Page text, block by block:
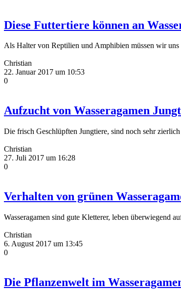
Diese Futtertiere können an
Als Halter von Reptilien und Amphibien müssen wir uns
Christian
22. Januar 2017 um 10:53
0
Aufzucht von Wasseragamen
Die frisch Geschlüpften Jungtiere, sind noch sehr
Christian
27. Juli 2017 um 16:28
0
Verhalten von grünen
Wasseragamen sind gute Kletterer, leben überwiegend
Christian
6. August 2017 um 13:45
0
Die Pflanzenwelt im